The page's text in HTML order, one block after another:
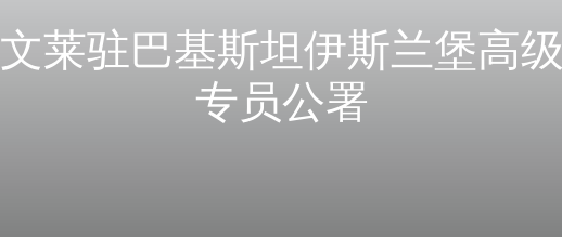
文莱驻巴基斯坦伊斯兰堡高级
专员公署